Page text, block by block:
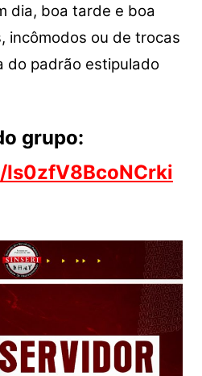
dia, boa tarde e boa
incômodos ou de trocas
do padrão estipulado
grupo: